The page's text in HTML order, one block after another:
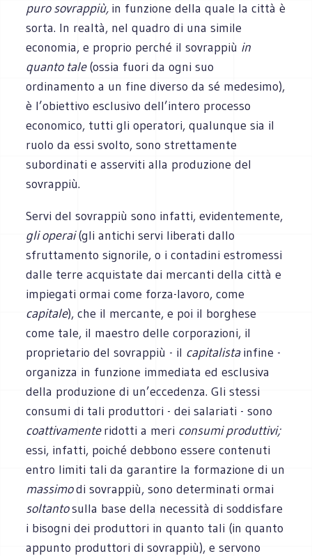
puro sovrappiù, in funzione della quale la città è
sorta. In realtà, nel quadro di una simile
economia, e proprio perché il sovrappiù in
quanto tale(ossia fuori da ogni suo
ordinamento a un fine diverso da sé medesimo),
è l’obiettivo esclusivo dell’intero processo
economico, tutti gli operatori, qualunque sia il
ruolo da essi svolto, sono strettamente
subordinati e asserviti alla produzione del
sovrappiù.
Servi del sovrappiù sono infatti, evidentemente,
gli operai(gli antichi servi liberati dallo
sfruttamento signorile, o i contadini estromessi
dalle terre acquistate dai mercanti della città e
impiegati ormai come forza-lavoro, come
capitale), che il mercante, e poi il borghese
come tale, il maestro delle corporazioni, il
proprietario del sovrappiù - il capitalistainfine -
organizza in funzione immediata ed esclusiva
della produzione di un’eccedenza. Gli stessi
consumi di tali produttori - dei salariati - sono
coattivamenteridotti a meri consumi produttivi;
essi, infatti, poiché debbono essere contenuti
entro limiti tali da garantire la formazione di un
massimodi sovrappiù, sono determinati ormai
soltantosulla base della necessità di soddisfare
i bisogni dei produttori in quanto tali (in quanto
appunto produttori di sovrappiù), e servono